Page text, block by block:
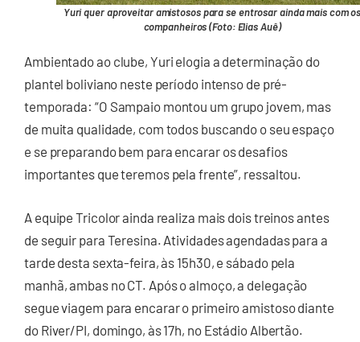
Yuri quer aproveitar amistosos para se entrosar ainda mais com
companheiros (Foto: Elias Auê)
Ambientado ao clube, Yuri elogia a determinação do
plantel boliviano neste período intenso de pré-
temporada: “O Sampaio montou um grupo jovem, mas
de muita qualidade, com todos buscando o seu espaço
e se preparando bem para encarar os desafios
importantes que teremos pela frente”, ressaltou.
A equipe Tricolor ainda realiza mais dois treinos antes
de seguir para Teresina. Atividades agendadas para a
tarde desta sexta-feira, às 15h30, e sábado pela
manhã, ambas no CT. Após o almoço, a delegação
segue viagem para encarar o primeiro amistoso diante
do River/PI, domingo, às 17h, no Estádio Albertão.